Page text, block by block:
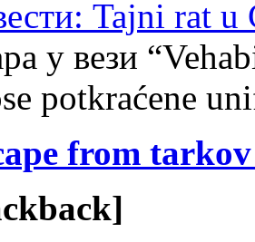
Tajni rat u
у вези
potkraćene
from